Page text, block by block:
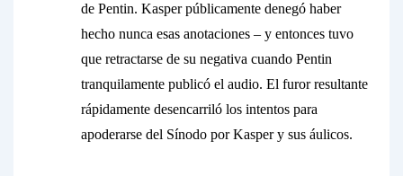
de Pentin. Kasper públicamente denegó haber
hecho nunca esas anotaciones – y entonces tuvo
que retractarse de su negativa cuando Pentin
tranquilamente publicó el audio. El furor resultante
rápidamente desencarriló los intentos para
apoderarse del Sínodo por Kasper y sus áulicos.